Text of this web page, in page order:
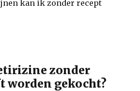
zonder
worden gekocht?